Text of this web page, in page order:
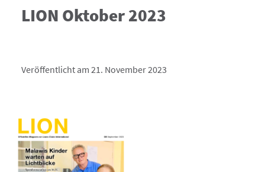
LION Oktober 2023
Veröffentlicht am 21. November 2023